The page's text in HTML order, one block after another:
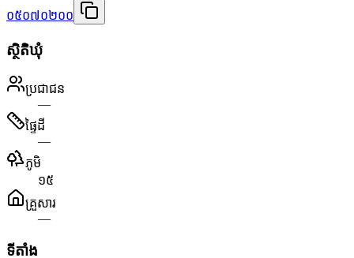
០៥០៧០២០០
ស្ថិតិឃុំ
ប្រជាជន
—
ផ្ទៃដី
—
ភូមិ
១៥
គ្រួសារ
—
ទីតាំង